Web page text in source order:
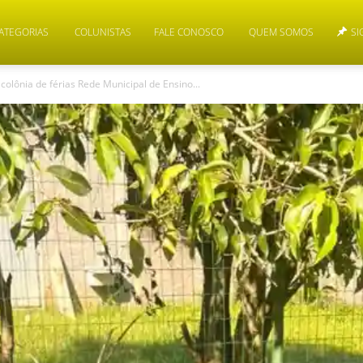
COLUNISTAS FALE CONOSCO QUEM SOMOS
de férias Rede Municipal de Ensino...